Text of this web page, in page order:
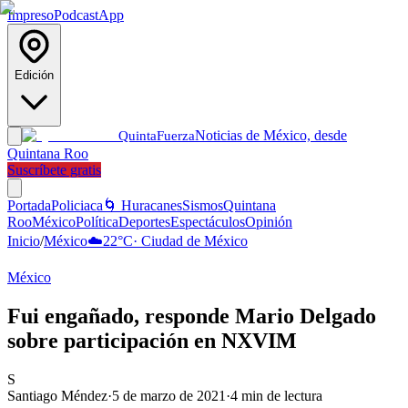
ImpresoPodcastApp
Edición
QuintaFuerzaNoticias de México, desde
Quintana Roo
Suscríbete gratis
PortadaPoliciaca 🌀 HuracanesSismosQuintana
RooMéxicoPolíticaDeportesEspectáculosOpinión
Inicio/México☁️22°C· Ciudad de México
México
Fui engañado, responde Mario Delgado
sobre participación en NXVIM
S
Santiago Méndez·5 de marzo de 2021 ·4 min de lectura